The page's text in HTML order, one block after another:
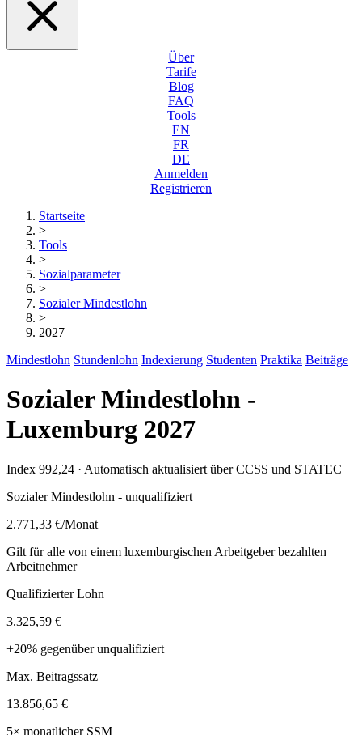
Über
Tarife
Blog
FAQ
Tools
EN
FR
DE
Anmelden
Registrieren
Startseite
>
Tools
>
Sozialparameter
>
Sozialer Mindestlohn
>
2027
Mindestlohn Stundenlohn Indexierung Studenten Praktika Beiträge
Sozialer Mindestlohn -
Luxemburg 2027
Index 992,24 · Automatisch aktualisiert über CCSS und STATEC
Sozialer Mindestlohn - unqualifiziert
2.771,33 €/Monat
Gilt für alle von einem luxemburgischen Arbeitgeber bezahlten
Arbeitnehmer
Qualifizierter Lohn
3.325,59 €
+20% gegenüber unqualifiziert
Max. Beitragssatz
13.856,65 €
5× monatlicher SSM